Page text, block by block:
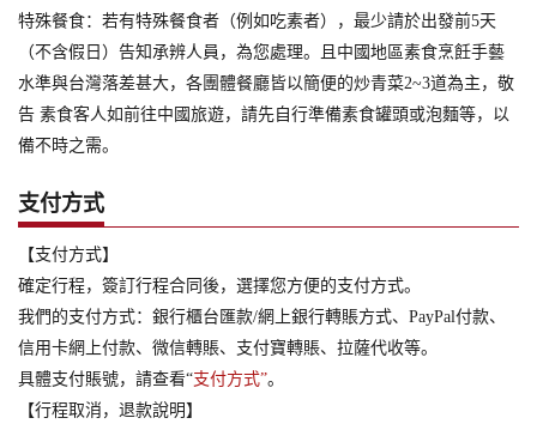
特殊餐食：若有特殊餐食者（例如吃素者），最少請於出發前5天
（不含假日）告知承辨人員，為您處理。且中國地區素食烹飪手藝
水準與台灣落差甚大，各團體餐廳皆以簡便的炒青菜2~3道為主，敬
告 素食客人如前往中國旅遊，請先自行準備素食罐頭或泡麵等，以
備不時之需。
支付方式
【支付方式】
確定行程，簽訂行程合同後，選擇您方便的支付方式。
我們的支付方式：銀行櫃台匯款/網上銀行轉賬方式、PayPal付款、
信用卡網上付款、微信轉賬、支付寶轉賬、拉薩代收等。
具體支付賬號，請查看“支付方式”。
【行程取消，退款說明】